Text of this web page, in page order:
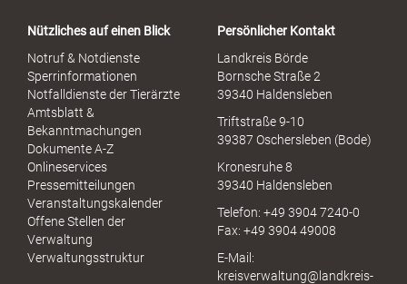
x
Nützliches auf einen Blick
Notruf & Notdienste
Sperrinformationen
Notfalldienste der Tierärzte
Amtsblatt &
Bekanntmachungen
Dokumente A-Z
Onlineservices
Pressemitteilungen
Veranstaltungskalender
Offene Stellen der
Verwaltung
Verwaltungsstruktur
Persönlicher Kontakt
Landkreis Börde
Bornsche Straße 2
39340 Haldensleben
Triftstraße 9-10
39387 Oschersleben (Bode)
Kronesruhe 8
39340 Haldensleben
Telefon: +49 3904 7240-0
Fax: +49 3904 49008
E-Mail:
kreisverwaltung@landkreis-